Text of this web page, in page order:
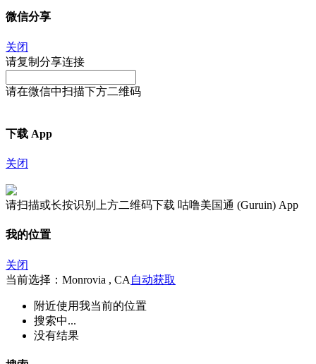
微信分享
关闭
请复制分享连接
请在微信中扫描下方二维码
下载 App
关闭
请扫描或长按识别上方二维码下载 咕噜美国通 (Guruin) App
我的位置
关闭
当前选择：Monrovia , CA 自动获取
附近使用我当前的位置
搜索中...
没有结果